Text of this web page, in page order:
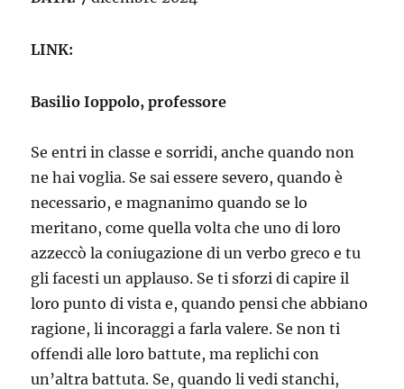
LINK:
Basilio Ioppolo, professore
Se entri in classe e sorridi, anche quando non
ne hai voglia. Se sai essere severo, quando è
necessario, e magnanimo quando se lo
meritano, come quella volta che uno di loro
azzeccò la coniugazione di un verbo greco e tu
gli facesti un applauso. Se ti sforzi di capire il
loro punto di vista e, quando pensi che abbiano
ragione, li incoraggi a farla valere. Se non ti
offendi alle loro battute, ma replichi con
un’altra battuta. Se, quando li vedi stanchi,